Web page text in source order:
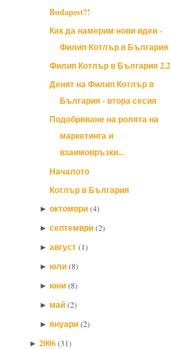
Budapest?!
Как да намерим нови идеи -
Филип Котлър в България
Филип Котлър в България 2.2
Денят на Филип Котлър в
България - втора сесия
Подобряване на ролята на
маркетинга и
взаимовръзки...
Началото
Котлър в България
► октомври(4)
► септември(2)
► август(1)
► юли(8)
► юни(8)
► май(2)
► януари(2)
► 2006(31)